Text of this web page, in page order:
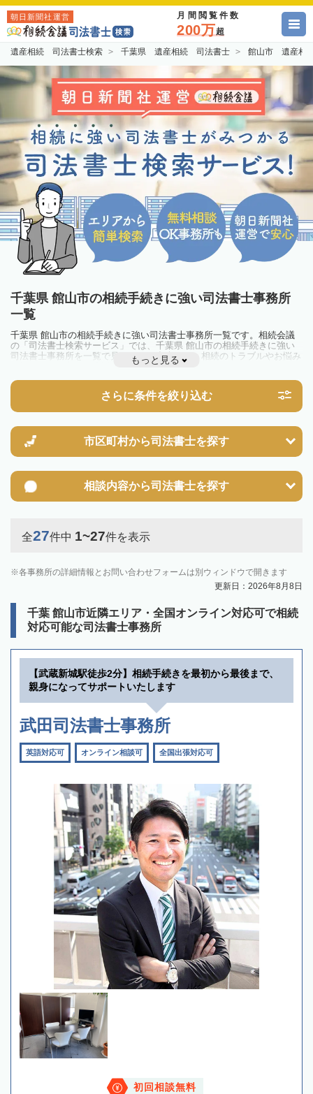
朝日新聞社運営 月間閲覧件数
200万超
遺産相続 司法書士検索 千葉県 遺産相続 司法書士 館山市 遺産相
千葉県 館山市の相続手続きに強い司法書士事務所
一覧
千葉県 館山市の相続手続きに強い司法書士事務所一覧です。相続会議
の「司法書士検索サービス」では、千葉県 館山市の相続手続きに強い
司法書士事務所を一覧で見ることが出来ます。相続のトラブルやお悩み
を抱えている方は一度近隣の司法書士に相談してみましょう。
もっと見る
さらに条件を絞り込む
市区町村から司法書士を探す
相談内容から司法書士を探す
全27件中 1~27件を表示
各事務所の詳細情報とお問い合わせフォームは別ウィンドウで開きます
更新日：2026年8月8日
千葉 館山市近隣エリア・全国オンライン対応可で相続
対応可能な司法書士事務所
【武蔵新城駅徒歩2分】相続手続きを最初から最後まで、
親身になってサポートいたします
武田司法書士事務所
英語対応可 オンライン相談可 全国出張対応可
初回相談無料